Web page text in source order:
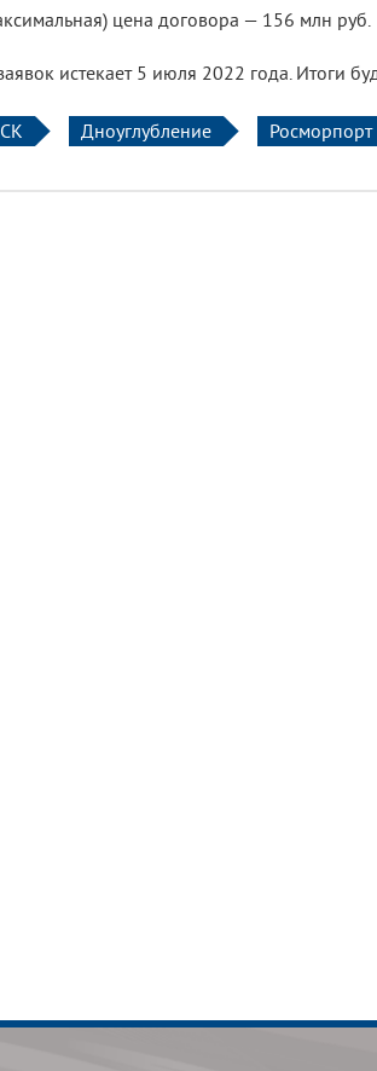
цена договора — 156 млн руб.
истекает 5 июля 2022 года. Итоги
Дноуглубление Росморпорт